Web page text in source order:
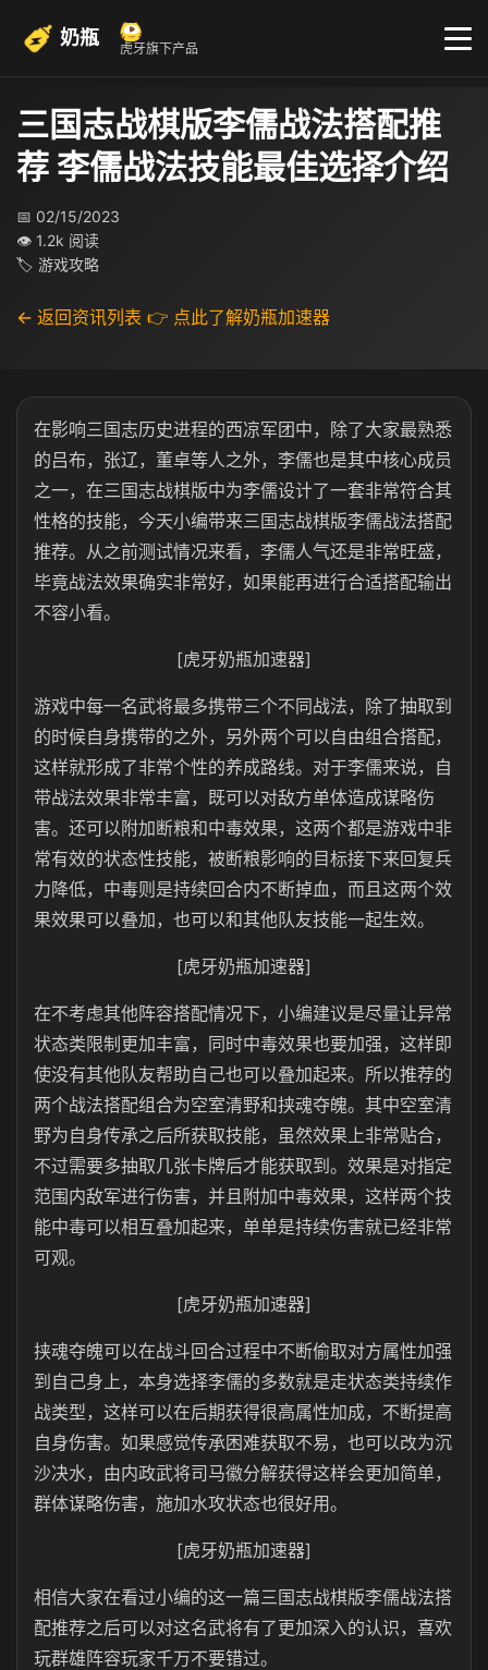
奶瓶 虎牙旗下产品
三国志战棋版李儒战法搭配推
荐 李儒战法技能最佳选择介绍
📅 02/15/2023
👁 1.2k 阅读
🏷 游戏攻略
← 返回资讯列表 👉 点此了解奶瓶加速器
在影响三国志历史进程的西凉军团中，除了大家最熟悉
的吕布，张辽，董卓等人之外，李儒也是其中核心成员
之一，在三国志战棋版中为李儒设计了一套非常符合其
性格的技能，今天小编带来三国志战棋版李儒战法搭配
推荐。从之前测试情况来看，李儒人气还是非常旺盛，
毕竟战法效果确实非常好，如果能再进行合适搭配输出
不容小看。
[虎牙奶瓶加速器]
游戏中每一名武将最多携带三个不同战法，除了抽取到
的时候自身携带的之外，另外两个可以自由组合搭配，
这样就形成了非常个性的养成路线。对于李儒来说，自
带战法效果非常丰富，既可以对敌方单体造成谋略伤
害。还可以附加断粮和中毒效果，这两个都是游戏中非
常有效的状态性技能，被断粮影响的目标接下来回复兵
力降低，中毒则是持续回合内不断掉血，而且这两个效
果效果可以叠加，也可以和其他队友技能一起生效。
[虎牙奶瓶加速器]
在不考虑其他阵容搭配情况下，小编建议是尽量让异常
状态类限制更加丰富，同时中毒效果也要加强，这样即
使没有其他队友帮助自己也可以叠加起来。所以推荐的
两个战法搭配组合为空室清野和挟魂夺魄。其中空室清
野为自身传承之后所获取技能，虽然效果上非常贴合，
不过需要多抽取几张卡牌后才能获取到。效果是对指定
范围内敌军进行伤害，并且附加中毒效果，这样两个技
能中毒可以相互叠加起来，单单是持续伤害就已经非常
可观。
[虎牙奶瓶加速器]
挟魂夺魄可以在战斗回合过程中不断偷取对方属性加强
到自己身上，本身选择李儒的多数就是走状态类持续作
战类型，这样可以在后期获得很高属性加成，不断提高
自身伤害。如果感觉传承困难获取不易，也可以改为沉
沙决水，由内政武将司马徽分解获得这样会更加简单，
群体谋略伤害，施加水攻状态也很好用。
[虎牙奶瓶加速器]
相信大家在看过小编的这一篇三国志战棋版李儒战法搭
配推荐之后可以对这名武将有了更加深入的认识，喜欢
玩群雄阵容玩家千万不要错过。